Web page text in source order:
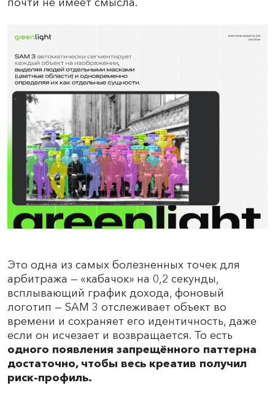
Это одна из самых болезненных точек для
арбитража — «кабачок» на 0,2 секунды,
всплывающий график дохода, фоновый
логотип — SAM 3 отслеживает объект во
времени и сохраняет его идентичность, даже
если он исчезает и возвращается. То есть
одного появления запрещённого паттерна
достаточно, чтобы весь креатив получил
риск-профиль.